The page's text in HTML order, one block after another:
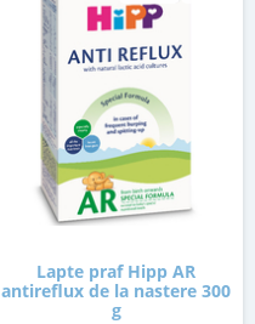
Lapte praf Hipp AR
antireflux de la nastere 300
g